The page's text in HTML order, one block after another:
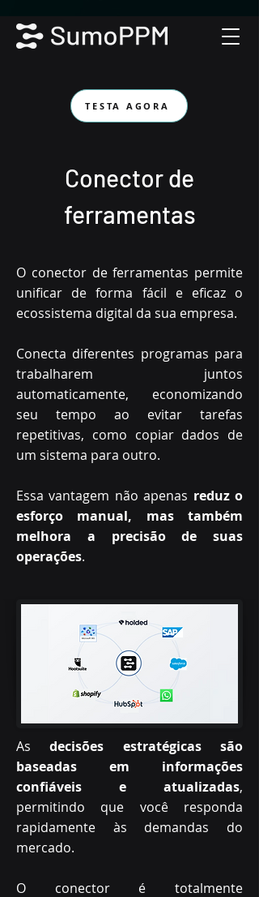
TESTA AGORA
Conector de
ferramentas
O conector de ferramentas permite
unificar de forma fácil e eficaz o
ecossistema digital da sua empresa.
Conecta diferentes programas para
trabalharem juntos
automaticamente, economizando
seu tempo ao evitar tarefas
repetitivas, como copiar dados de
um sistema para outro.
Essa vantagem não apenas reduz o
esforço manual, mas também
melhora a precisão de suas
operações.
Asdecisões estratégicas são
baseadas em informações
confiáveis e atualizadas,
permitindo que você responda
rapidamente às demandas do
mercado.
O conector
é totalmente